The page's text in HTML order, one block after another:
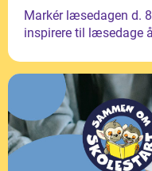
Markér læsedagen d.
inspirere til læsedage